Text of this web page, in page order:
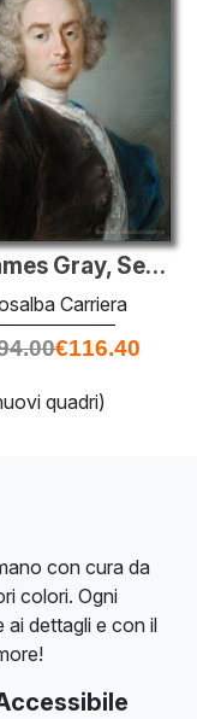
Sir James Gray, Seconda Baronetto
Carriera
€116.40
quadri)
con cura da
colori. Ogni
dettagli e con il